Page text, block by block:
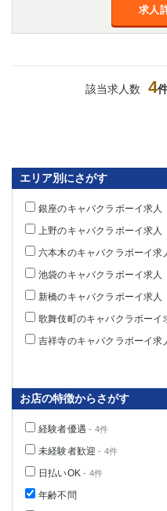
求人
該当求人数 4
エリア別にさがす
銀座のキャバクラボーイ求人
上野のキャバクラボーイ求人
六本木のキャバクラボーイ求
池袋のキャバクラボーイ求人
新橋のキャバクラボーイ求人
歌舞伎町のキャバクラボーイ
吉祥寺のキャバクラボーイ求
お店の特徴からさがす
経験者優遇 - 4件
未経験者歓迎 - 4件
日払いOK - 4件
年齢不問